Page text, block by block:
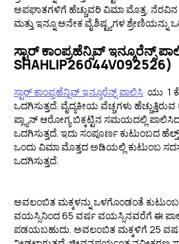
ಅಪಘಾತಗಳಿಗೆ ಹೆಚ್ಚುವರಿ ವಿಮಾ ಮೊತ್ತ, ನೆರವಿನ
ಮತ್ತು ಇನ್ನೂ ಅನೇಕ ವೈಶಿಷ್ಟ್ಯಗಳ ಶ್ರೇಣಿಯನ್ನು
ಸ್ಟಾರ್ ಕಾಂಪ್ರಹೆನ್ಸಿವ್ ಇನ್ಶೂರೆನ್ಸ್
SHAHLIP26044V092526)
ಸ್ಟಾರ್ ಕಾಂಪ್ರಹೆನ್ಸಿವ್ ಇನ್ಶೂರೆನ್ಸ್ ಪಾಲಿಸಿ ಯು ₹
ಒದಗಿಸುತ್ತದೆ. ವೈದ್ಯಕೀಯ ವೆಚ್ಚಗಳು
ಪ್ಲ್ಯಾನ್ ಆರೋಗ್ಯ ಬಿಕ್ಕಟ್ಟಿನ ಸಮಯದಲ್ಲಿ
ಒದಗಿಸುತ್ತದೆ. ಇದು ಸಂಪೂರ್ಣ ಕುಟುಂಬದ
ಒಂದು ವಿಮಾ ಮೊತ್ತದ ಅಡಿಯಲ್ಲಿ ಕುಟುಂಬ
ಒದಗಿಸುತ್ತದೆ.
ಅವಲಂಬಿತ ಮಕ್ಕಳನ್ನು ಒಳಗೊಂಡಂತೆ
ವಯಸ್ಸಿನಿಂದ 65 ವರ್ಷ ವಯಸ್ಸಿನವರೆಗೆ ಈ
ಪಡಯಬಹುದು. ಅವಲಂಬಿತ ಮಕ್ಕಳಿಗೆ 25 ವರ್ಷ